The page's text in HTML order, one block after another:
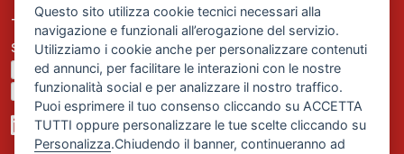
Questo sito utilizza cookie tecnici necessari alla
navigazione e funzionali all’erogazione del servizio.
Utilizziamo i cookie anche per personalizzare contenuti
ed annunci, per facilitare le interazioni con le nostre
funzionalità social e per analizzare il nostro traffico.
Puoi esprimere il tuo consenso cliccando su ACCETTA
TUTTI oppure personalizzare le tue scelte cliccando su
Personalizza.Chiudendo il banner, continueranno ad
Tel. +39 02 2838 1307
segreteria@comservizi.eu
Privacy Policy
Cookie Policy